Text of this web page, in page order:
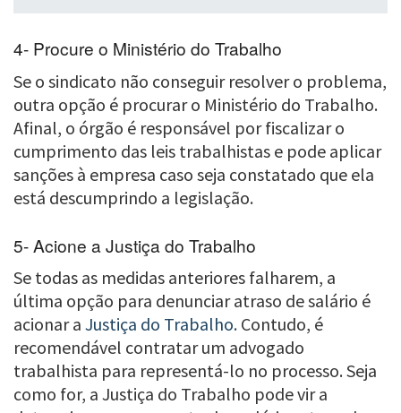
4- Procure o Ministério do Trabalho
Se o sindicato não conseguir resolver o problema,
outra opção é procurar o Ministério do Trabalho.
Afinal, o órgão é responsável por fiscalizar o
cumprimento das leis trabalhistas e pode aplicar
sanções à empresa caso seja constatado que ela
está descumprindo a legislação.
5- Acione a Justiça do Trabalho
Se todas as medidas anteriores falharem, a
última opção para denunciar atraso de salário é
acionar a Justiça do Trabalho. Contudo, é
recomendável contratar um advogado
trabalhista para representá-lo no processo. Seja
como for, a Justiça do Trabalho pode vir a